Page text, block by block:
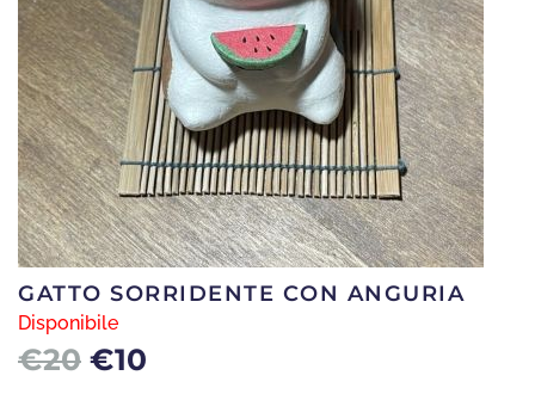
GATTO SORRIDENTE CON ANGURIA
Disponibile
€20 Il
€10